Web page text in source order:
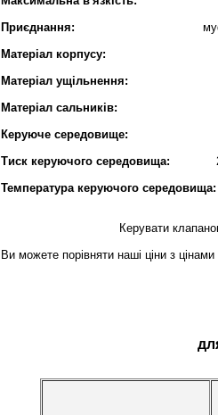
Приєднання: муфтове (G3/8 -
Матеріал корпусу:
нержавіюча
Матеріал ущільнення: PTFE
Матеріал сальників: PTFE
Керуюче середовище: повітря,
Тиск керуючого середовища: 2 -
Температура керуючого середовища:
Керувати
Ви можете порівняти наші ціни з